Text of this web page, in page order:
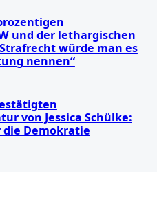
und der lethargischen
würde man es
nennen“
von Jessica Schülke:
die Demokratie